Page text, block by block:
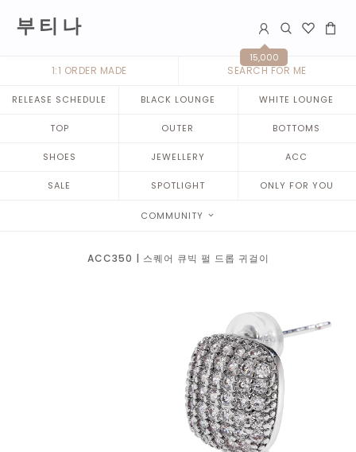
부 티 나
15,000
1:1 ORDER MADE SEARCH FOR ME
RELEASE SCHEDULE BLACK LOUNGE WHITE LOUNGE
TOP OUTER BOTTOMS
SHOES JEWELLERY ACC
SALE SPOTLIGHT ONLY FOR YOU
COMMUNITY
ACC350 | 스퀘어 큐빅 펄 드롭 귀걸이